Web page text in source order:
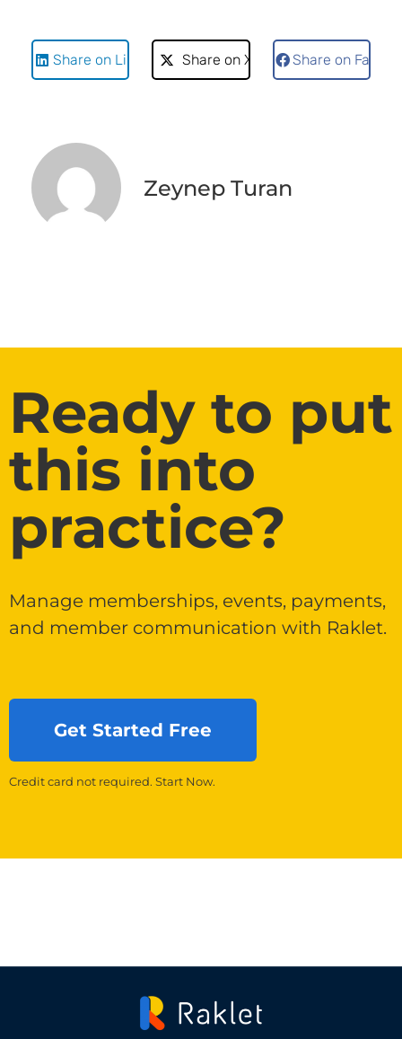
Share on LinkedIn Share on X Share on
Zeynep Turan
Ready to put
this into
practice?
Manage memberships, events, payments,
and member communication with Raklet.
Get Started Free
Credit card not required. Start Now.